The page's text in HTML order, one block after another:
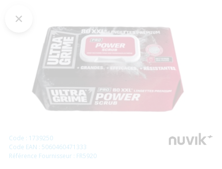
Code : 1739250
Code EAN : 5060460471333
Référence Fournisseur : FR5920